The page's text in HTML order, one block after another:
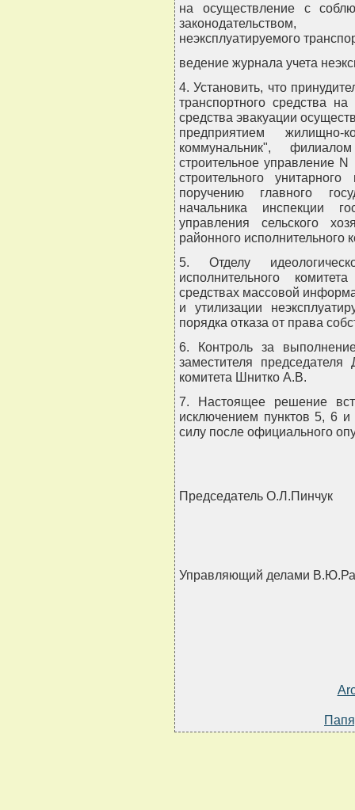
на осуществление с
законодательством,
неэксплуатируемого
ведение журнала учета
4. Установить, что
транспортного средства
средства эвакуации
предприятием жилищно-
коммунальник",
строительное управление
строительного
поручению главного
начальника инспекции
управления сельского
районного исполнительного
5. Отделу
исполнительного
средствах массовой
и утилизации
порядка отказа от права
6. Контроль за
заместителя председателя
комитета Шнитко А.В.
7. Настоящее решение
исключением пунктов 5, 6 и
силу после официального
Председатель О.Л.Пинчук
Управляющий делами